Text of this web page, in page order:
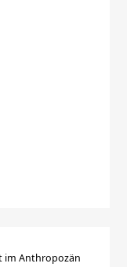
im Anthropozän